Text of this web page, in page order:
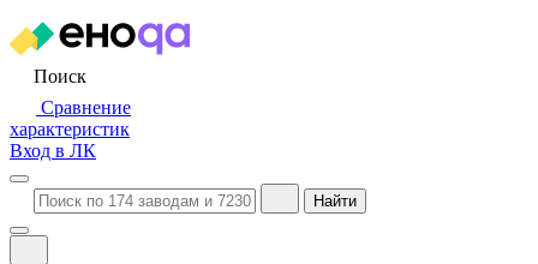
Поиск
Сравнение
характеристик
Вход в ЛК
Найти